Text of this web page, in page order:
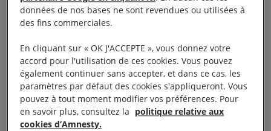
Printemps de la Fraternité organisé par la mairie de
Valbonne. Amnesty participe en faisant signer les
maisons raisons de la campagne I Welcome et en
faisant fabriquer des perles de la fraternité.
données de nos bases ne sont revendues ou utilisées à
des fins commerciales.
En cliquant sur « OK J'ACCEPTE », vous donnez votre
accord pour l'utilisation de ces cookies. Vous pouvez
également continuer sans accepter, et dans ce cas, les
paramètres par défaut des cookies s'appliqueront. Vous
pouvez à tout moment modifier vos préférences. Pour
en savoir plus, consultez la politique relative aux
cookies d’Amnesty.